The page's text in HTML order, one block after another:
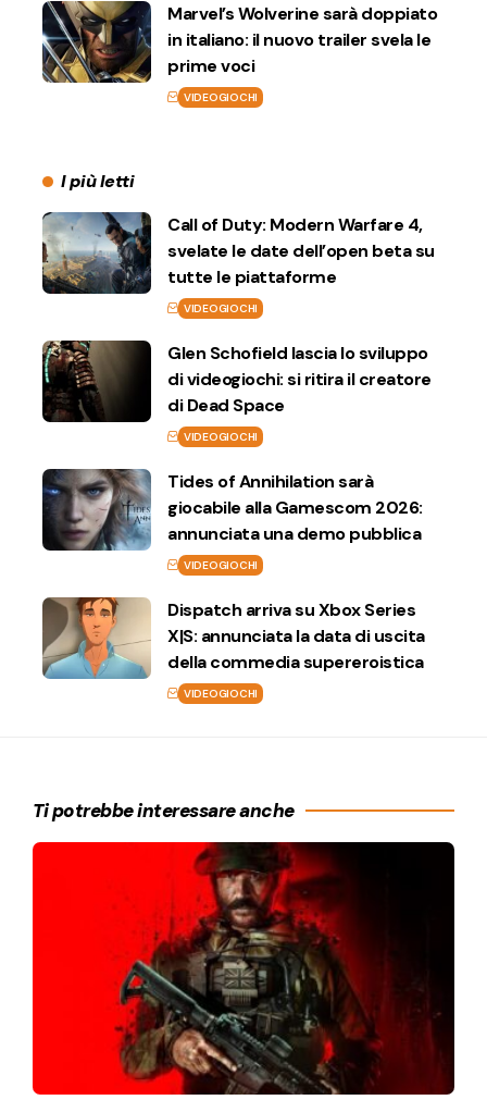
Marvel’s Wolverine sarà doppiato
in italiano: il nuovo trailer svela le
prime voci
VIDEOGIOCHI
I più letti
Call of Duty: Modern Warfare 4,
svelate le date dell’open beta su
tutte le piattaforme
VIDEOGIOCHI
Glen Schofield lascia lo sviluppo
di videogiochi: si ritira il creatore
di Dead Space
VIDEOGIOCHI
Tides of Annihilation sarà
giocabile alla Gamescom 2026:
annunciata una demo pubblica
VIDEOGIOCHI
Dispatch arriva su Xbox Series
X|S: annunciata la data di uscita
della commedia supereroistica
VIDEOGIOCHI
Ti potrebbe interessare anche